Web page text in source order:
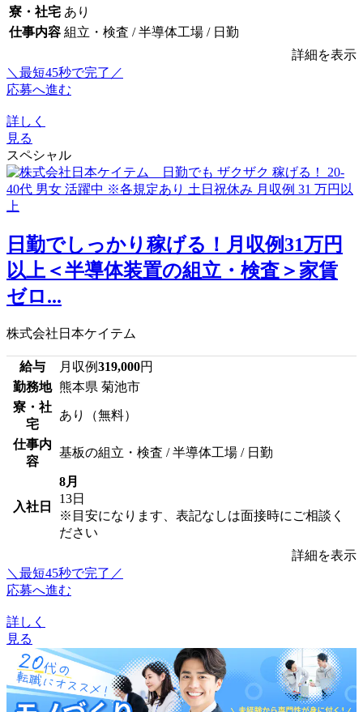
寮・社宅 あり
仕事内容 組立・検査 / 半導体工場 / 日勤
詳細を表示
＼最短45秒で完了／
応募へ進む
詳しく
見る
スペシャル
日勤でしっかり稼げる！月収例31万円
以上＜半導体装置の組立・検査＞家賃
ゼロ...
株式会社日本ケイテム
給与 月収例319,000円
勤務地 熊本県 菊池市
寮・社
宅
あり（無料）
仕事内
容
基板の組立・検査 / 半導体工場 / 日勤
入社日
8月
13日
※目安になります、表記なしは面接時にご相談く
ださい
詳細を表示
＼最短45秒で完了／
応募へ進む
詳しく
見る